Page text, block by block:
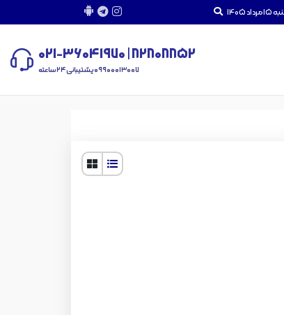
1405
82808852 | 021-36041970
09900013007 پشتیبانی 24 ساعته